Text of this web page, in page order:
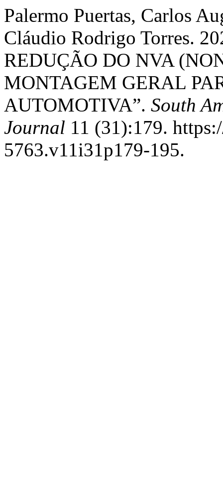
Palermo Puertas, Carlos
Cláudio Rodrigo Torres.
REDUÇÃO DO NVA
MONTAGEM GERAL
AUTOMOTIVA”. South
Journal 11 (31):179.
5763.v11i31p179-195.